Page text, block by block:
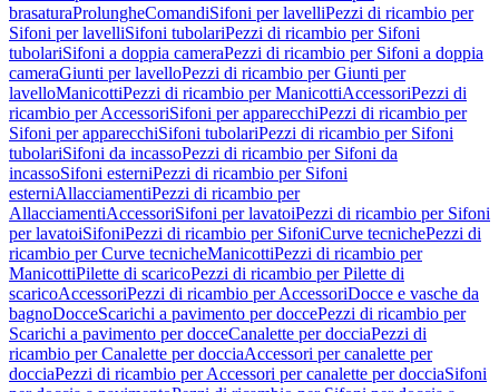
brasaturaProlungheComandiSifoni per lavelliPezzi di ricambio per
Sifoni per lavelliSifoni tubolariPezzi di ricambio per Sifoni
tubolariSifoni a doppia cameraPezzi di ricambio per Sifoni a doppia
cameraGiunti per lavelloPezzi di ricambio per Giunti per
lavelloManicottiPezzi di ricambio per ManicottiAccessoriPezzi di
ricambio per AccessoriSifoni per apparecchiPezzi di ricambio per
Sifoni per apparecchiSifoni tubolariPezzi di ricambio per Sifoni
tubolariSifoni da incassoPezzi di ricambio per Sifoni da
incassoSifoni esterniPezzi di ricambio per Sifoni
esterniAllacciamentiPezzi di ricambio per
AllacciamentiAccessoriSifoni per lavatoiPezzi di ricambio per Sifoni
per lavatoiSifoniPezzi di ricambio per SifoniCurve tecnichePezzi di
ricambio per Curve tecnicheManicottiPezzi di ricambio per
ManicottiPilette di scaricoPezzi di ricambio per Pilette di
scaricoAccessoriPezzi di ricambio per AccessoriDocce e vasche da
bagnoDocceScarichi a pavimento per doccePezzi di ricambio per
Scarichi a pavimento per docceCanalette per docciaPezzi di
ricambio per Canalette per docciaAccessori per canalette per
docciaPezzi di ricambio per Accessori per canalette per docciaSifoni